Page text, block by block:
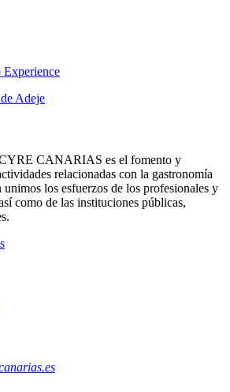
CANARIAS es el fomento y
relacionadas con la gastronomía
los esfuerzos de los profesionales y
como de las instituciones públicas,